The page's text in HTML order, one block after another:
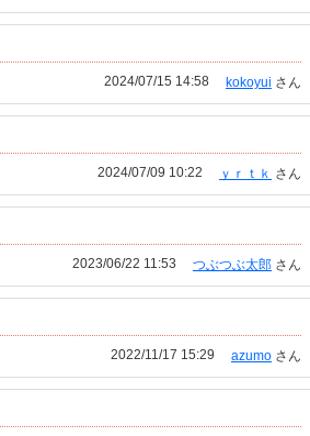
kokoyui さん
2024/07/15 14:58
ｙｒｔｋ さん
2024/07/09 10:22
つぶつぶ太郎 さん
2023/06/22 11:53
azumo さん
2022/11/17 15:29